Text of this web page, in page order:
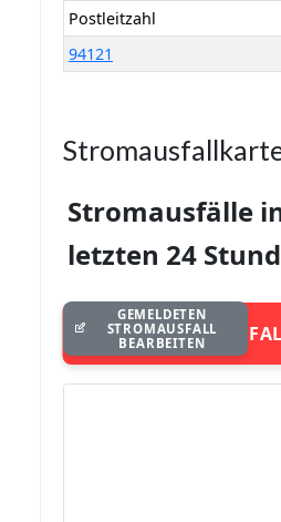
Postleitzahl
94121
Stromausfälle
letzten 24
GEMELDETEN
STROMAUSFALL
BEARBEITEN